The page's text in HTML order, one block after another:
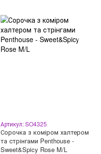
Артикул: SO4325
Сорочка з коміром халтером
та стрінгами Penthouse -
Sweet&Spicy Rose M/L